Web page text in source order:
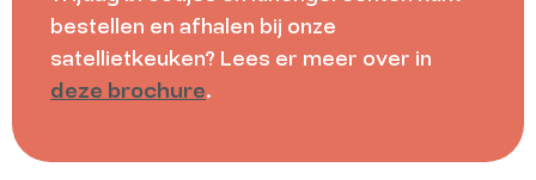
bestellen en afhalen bij onze
satellietkeuken? Lees er meer over in
deze brochure.